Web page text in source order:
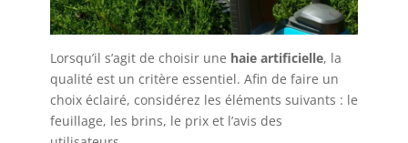
Lorsqu’il s’agit de choisir une haie artificielle, la
qualité est un critère essentiel. Afin de faire un
choix éclairé, considérez les éléments suivants : le
feuillage, les brins, le prix et l’avis des